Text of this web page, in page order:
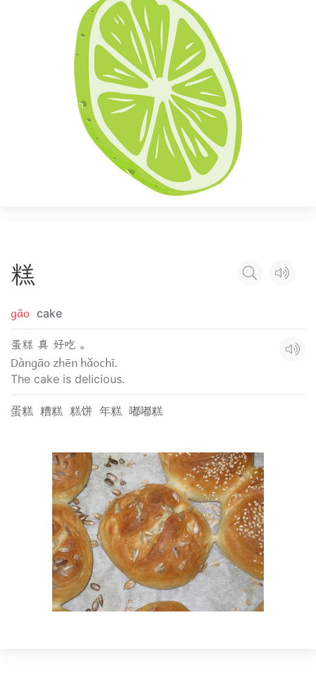
糕
gāo cake
蛋糕 真 好吃 。
Dàngāo zhēn hǎochī.
The cake is delicious.
蛋糕 糟糕 糕饼 年糕 嘟嘟糕